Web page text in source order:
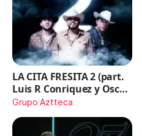
LA CITA FRESITA 2 (part.
Luis R Conriquez y Oscar
Maydon)
Grupo Aztteca